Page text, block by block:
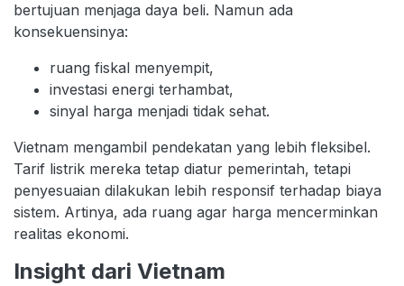
bertujuan menjaga daya beli. Namun ada
konsekuensinya:
ruang fiskal menyempit,
investasi energi terhambat,
sinyal harga menjadi tidak sehat.
Vietnam mengambil pendekatan yang lebih fleksibel.
Tarif listrik mereka tetap diatur pemerintah, tetapi
penyesuaian dilakukan lebih responsif terhadap biaya
sistem. Artinya, ada ruang agar harga mencerminkan
realitas ekonomi.
Insight dari Vietnam